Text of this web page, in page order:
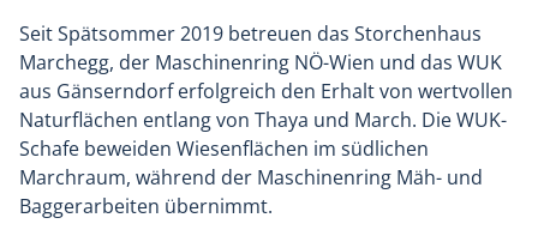
Seit Spätsommer 2019 betreuen das Storchenhaus
Marchegg, der Maschinenring NÖ-Wien und das WUK
aus Gänserndorf erfolgreich den Erhalt von wertvollen
Naturflächen entlang von Thaya und March. Die WUK-
Schafe beweiden Wiesenflächen im südlichen
Marchraum, während der Maschinenring Mäh- und
Baggerarbeiten übernimmt.